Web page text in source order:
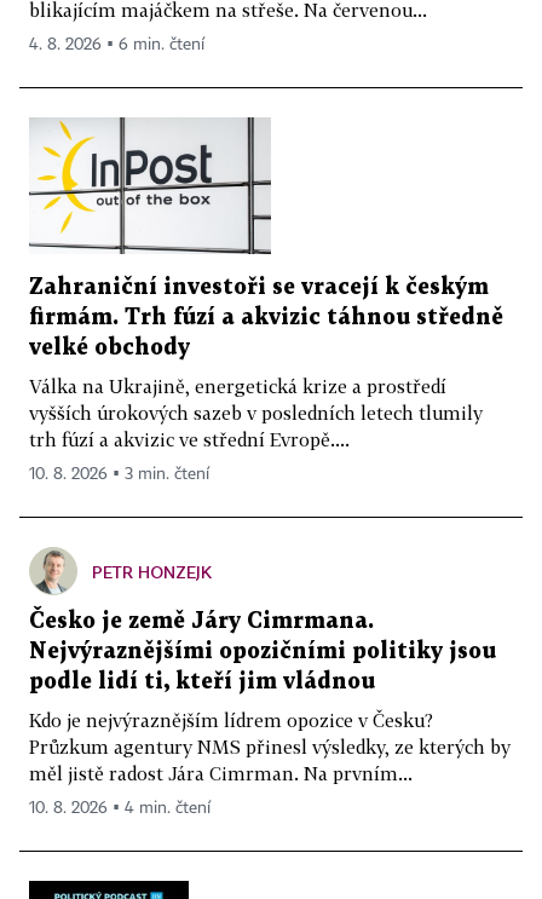
blikajícím majáčkem na střeše. Na červenou...
4. 8. 2026 ▪ 6 min. čtení
Zahraniční investoři se vracejí k českým
firmám. Trh fúzí a akvizic táhnou středně
velké obchody
Válka na Ukrajině, energetická krize a prostředí
vyšších úrokových sazeb v posledních letech tlumily
trh fúzí a akvizic ve střední Evropě....
10. 8. 2026 ▪ 3 min. čtení
PETR HONZEJK
Česko je země Járy Cimrmana.
Nejvýraznějšími opozičními politiky jsou
podle lidí ti, kteří jim vládnou
Kdo je nejvýraznějším lídrem opozice v Česku?
Průzkum agentury NMS přinesl výsledky, ze kterých by
měl jistě radost Jára Cimrman. Na prvním...
10. 8. 2026 ▪ 4 min. čtení